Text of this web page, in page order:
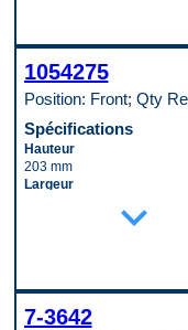
1054275
Position: Front; Qty
Spécifications
Hauteur
203 mm
Largeur
Type de raccord d’entrée
(mâle/femelle)
Male
expand_more
7-3642